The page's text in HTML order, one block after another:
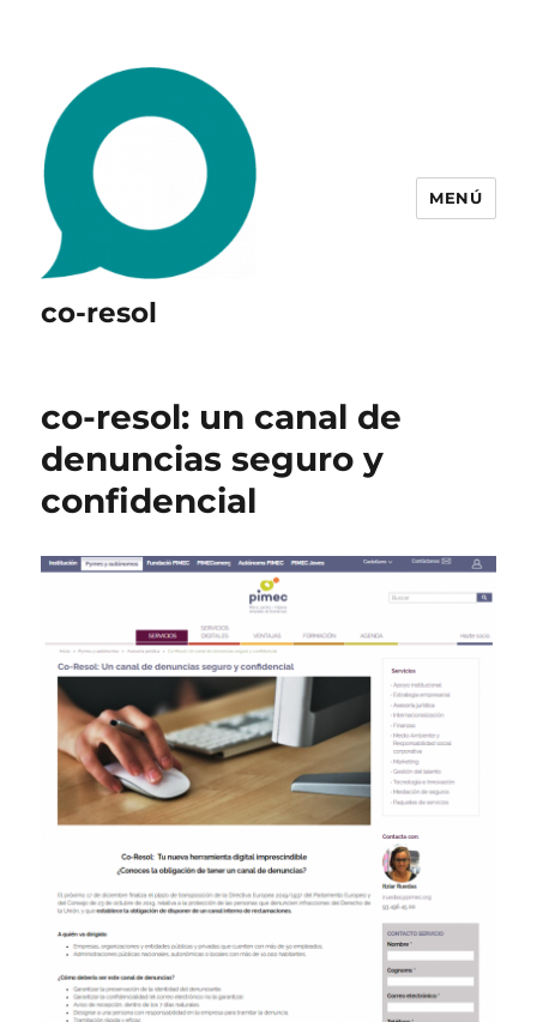
co-resol
MENÚ
co-resol: un canal de
denuncias seguro y
confidencial